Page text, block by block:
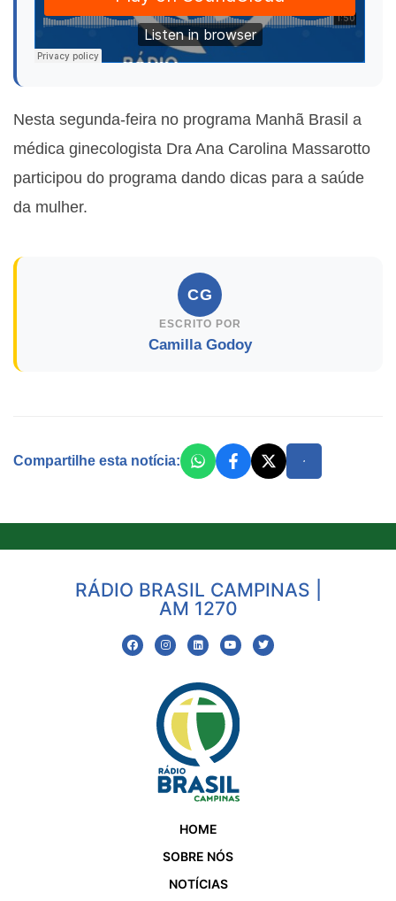
Nesta segunda-feira no programa Manhã Brasil a
médica ginecologista Dra Ana Carolina Massarotto
participou do programa dando dicas para a saúde
da mulher.
CG
ESCRITO POR
Camilla Godoy
Compartilhe esta notícia:
RÁDIO BRASIL CAMPINAS |
AM 1270
HOME
SOBRE NÓS
NOTÍCIAS